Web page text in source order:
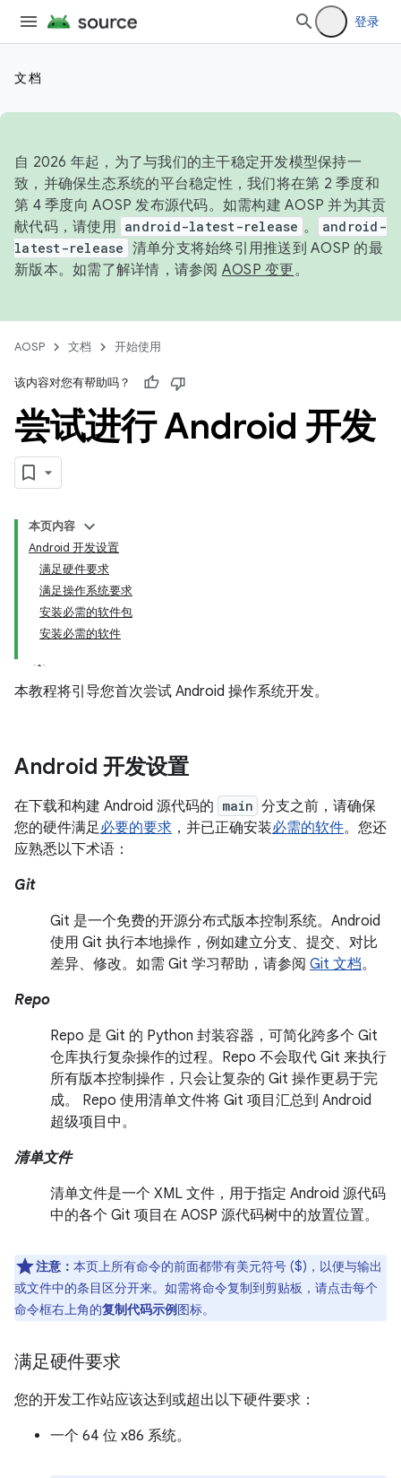
登录
文档
自 2026 年起，为了与我们的主干稳定开发模型保持一
致，并确保生态系统的平台稳定性，我们将在第 2 季度和
第 4 季度向 AOSP 发布源代码。如需构建 AOSP 并为其贡
献代码，请使用 android-latest-release 。
android-
latest-release 清单分支将始终引用推送到 AOSP 的最
新版本。如需了解详情，请参阅 AOSP 变更。
AOSP 文档 开始使用
该内容对您有帮助吗？
尝试进行 Android 开发
本页内容
Android 开发设置
满足硬件要求
满足操作系统要求
安装必需的软件包
安装必需的软件
本教程将引导您首次尝试 Android 操作系统开发。
Android 开发设置
在下载和构建 Android 源代码的 main 分支之前，请确保
您的硬件满足必要的要求 ，并已正确安装必需的软件。您还
应熟悉以下术语：
Git
Git 是一个免费的开源分布式版本控制系统。Android
使用 Git 执行本地操作，例如建立分支、提交、对比
差异、修改。如需 Git 学习帮助，请参阅 Git 文档。
Repo
Repo 是 Git 的 Python 封装容器，可简化跨多个 Git
仓库执行复杂操作的过程。Repo 不会取代 Git 来执行
所有版本控制操作，只会让复杂的 Git 操作更易于完
成。 Repo 使用清单文件将 Git 项目汇总到 Android
超级项目中。
清单文件
清单文件是一个 XML 文件，用于指定 Android 源代码
中的各个 Git 项目在 AOSP 源代码树中的放置位置。
注意： 本页上所有命令的前面都带有美元符号 ($)，以便与输出
或文件中的条目区分开来。如需将命令复制到剪贴板，请点击每个
命令框右上角的复制代码示例图标。
满足硬件要求
您的开发工作站应该达到或超出以下硬件要求：
一个 64 位 x86 系统。